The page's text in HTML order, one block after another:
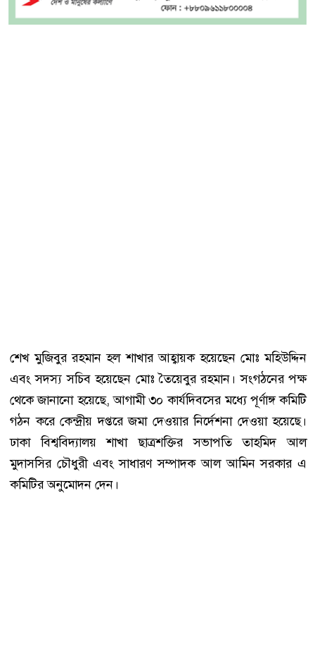
শেখ মুজিবুর রহমান হল শাখার আহ্বায়ক হয়েছেন মোঃ মহিউদ্দিন
এবং সদস্য সচিব হয়েছেন মোঃ তৈয়েবুর রহমান। সংগঠনের পক্ষ
থেকে জানানো হয়েছে, আগামী ৩০ কার্যদিবসের মধ্যে পূর্ণাঙ্গ কমিটি
গঠন করে কেন্দ্রীয় দপ্তরে জমা দেওয়ার নির্দেশনা দেওয়া হয়েছে।
ঢাকা বিশ্ববিদ্যালয় শাখা ছাত্রশক্তির সভাপতি তাহমিদ আল
মুদাসসির চৌধুরী এবং সাধারণ সম্পাদক আল আমিন সরকার এ
কমিটির অনুমোদন দেন।